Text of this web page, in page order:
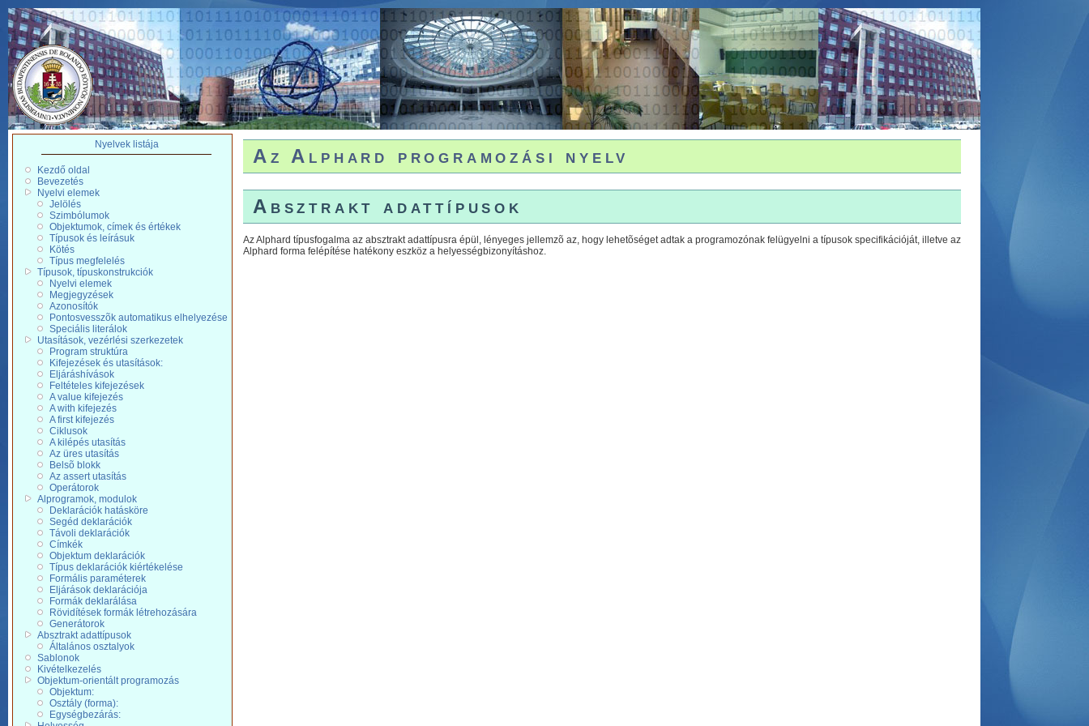
Nyelvek listája
Kezdő oldal
Bevezetés
Nyelvi elemek
Jelölés
Szimbólumok
Objektumok, címek és értékek
Típusok és leírásuk
Kötés
Típus megfelelés
Típusok, típuskonstrukciók
Nyelvi elemek
Megjegyzések
Azonosítók
Pontosvesszõk automatikus elhelyezése
Speciális literálok
Utasítások, vezérlési szerkezetek
Program struktúra
Kifejezések és utasítások:
Eljáráshívások
Feltételes kifejezések
A value kifejezés
A with kifejezés
A first kifejezés
Ciklusok
A kilépés utasítás
Az üres utasítás
Belsõ blokk
Az assert utasítás
Operátorok
Alprogramok, modulok
Deklarációk hatásköre
Segéd deklarációk
Távoli deklarációk
Címkék
Objektum deklarációk
Típus deklarációk kiértékelése
Formális paraméterek
Eljárások deklarációja
Formák deklarálása
Rövidítések formák létrehozására
Generátorok
Absztrakt adattípusok
Általános osztalyok
Sablonok
Kivételkezelés
Objektum-orientált programozás
Objektum:
Osztály (forma):
Egységbezárás:
Az Alphard programozási nyelv
Absztrakt adattípusok
Az Alphard típusfogalma az absztrakt adattípusra épül, lényeges jellemzõ az, hogy lehetõséget adtak a programozónak felügyelni a típusok specifikációját, illetve az
Alphard forma felépítése hatékony eszköz a helyességbizonyításhoz.